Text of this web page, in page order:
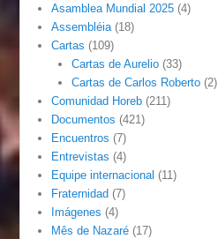
Asamblea Mundial 2025 (4)
Assembléia (18)
Cartas (109)
Cartas de Aurelio(33)
Cartas de Carlos Roberto(2)
Comunidad Horeb (211)
Documentos (421)
Encuentros (7)
Entrevistas (4)
Equipe internacional (11)
Fraternidad (7)
Imágenes (4)
Mês de Nazaré (17)